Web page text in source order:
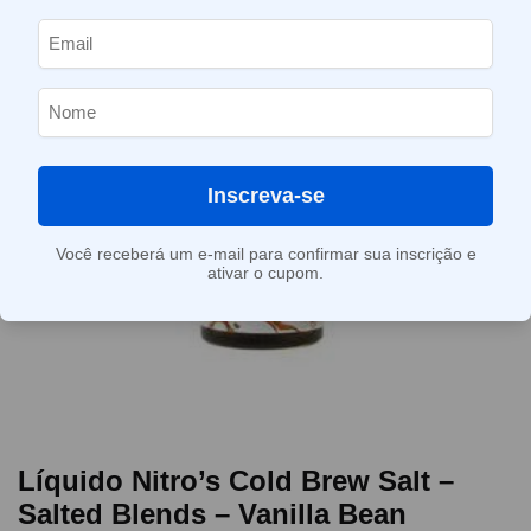
Líquido Nitro’s Cold Brew Salt –
Salted Blends – Vanilla Bean
Inscreva-se
Você receberá um e-mail para confirmar sua inscrição e
ativar o cupom.